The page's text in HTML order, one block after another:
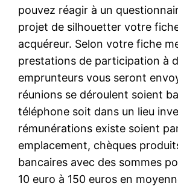
pouvez réagir à un
projet de silhouetter votre
acquéreur. Selon votre fiche
prestations de participation à
emprunteurs vous seront
réunions se déroulent soient
téléphone soit dans un lieu
rémunérations existe soient
emplacement, chèques
bancaires avec des sommes
10 euro à 150 euros en